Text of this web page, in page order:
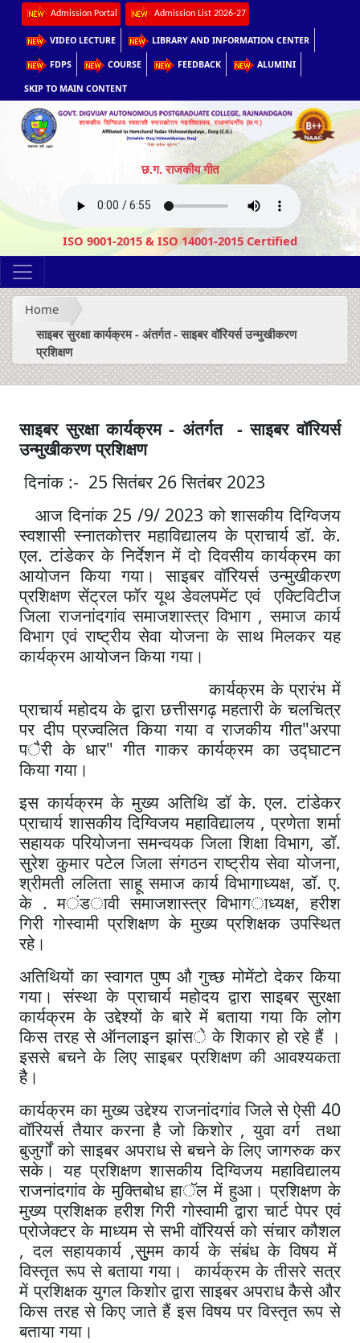
Admission Portal Admission List 2026-27
VIDEO LECTURE LIBRARY AND INFORMATION CENTER
FDPS COURSE FEEDBACK ALUMINI
SKIP TO MAIN CONTENT
छ.ग. राजकीय गीत
ISO 9001-2015 & ISO 14001-2015 Certified
Home
साइबर सुरक्षा कार्यक्रम - अंतर्गत - साइबर वॉरियर्स उन्मुखीकरण
प्रशिक्षण
साइबर सुरक्षा कार्यक्रम- अंतर्गत-साइबर वॉरियर्स
उन्मुखीकरण प्रशिक्षण
दिनांक :- 25सितंबर26सितंबर2023
आज दिनांक25 /9/ 2023को शासकीय दिग्विजय
स्वशासी स्नातकोत्तर महाविद्यालय के प्राचार्य डॉ.के.
एल.टांडेकर के निर्देशन में दो दिवसीय कार्यक्रम का
आयोजन किया गया। साइबर वॉरियर्स उन्मुखीकरण
प्रशिक्षण सेंट्रल फॉर यूथ डेवलपमेंट एवं
एक्टिविटीज
जिला राजनांदगांव समाजशास्त्र विभाग,समाज कार्य
विभाग एवं राष्ट्रीय सेवा योजना के साथ मिलकर यह
कार्यक्रम आयोजन किया गया ।
कार्यक्रम के प्रारंभ में
प्राचार्य महोदय के द्वारा छत्तीसगढ़ महतारी के चलचित्र
पर दीप प्रज्वलित किया गया व राजकीय गीत"अरपा
पैरी के धार"गीत गाकर कार्यक्रम का उद्घाटन
किया गया।
इस कार्यक्रम के मुख्य अतिथि डॉ के.एल.टांडेकर
प्राचार्य शासकीय दिग्विजय महाविद्यालय,प्रणेता शर्मा
सहायक परियोजना समन्वयक जिला शिक्षा विभाग,डॉ.
सुरेश कुमार पटेल जिला संगठन राष्ट्रीय सेवा योजना,
श्रीमती ललिता साहू समाज कार्य विभागाध्यक्ष,डॉ.ए.
के .मंडावी समाजशास्त्र विभागाध्यक्ष,हरीश
गिरी गोस्वामी प्रशिक्षण के मुख्य प्रशिक्षक उपस्थित
रहे।
अतिथियों का स्वागत पुष्प औ गुच्छ मोमेंटो देकर किया
गया । संस्था के प्राचार्य महोदय द्वारा साइबर सुरक्षा
कार्यक्रम के उद्देश्यों के बारे में बताया गया कि लोग
किस तरह से ऑनलाइन झांसे के शिकार हो रहे हैं
।
इससे बचने के लिए साइबर प्रशिक्षण की आवश्यकता
है।
कार्यक्रम का मुख्य उद्देश्य राजनांदगांव जिले से ऐसी 40
वॉरियर्स तैयार करना है जो किशोर,युवा वर्ग
तथा
बुजुर्गों को साइबर अपराध से बचने के लिए जागरुक कर
सके । यह प्रशिक्षण शासकीय दिग्विजय महाविद्यालय
राजनांदगांव के मुक्तिबोध हाॅल में हुआ। प्रशिक्षण के
मुख्य प्रशिक्षक हरीश गिरी गोस्वामी द्वारा चार्ट पेपर एवं
प्रोजेक्टर के माध्यम से सभी वॉरियर्स को संचार कौशल
,दल सहायकार्य ,सुुमम कार्य के संबंध के विषय में
विस्तृत रूप से बताया गया । कार्यक्रम के तीसरे सत्र
में प्रशिक्षक युगल किशोर द्वारा साइबर अपराध कैसे और
किस तरह से किए जाते हैं इस विषय पर विस्तृत रूप से
बताया गया ।